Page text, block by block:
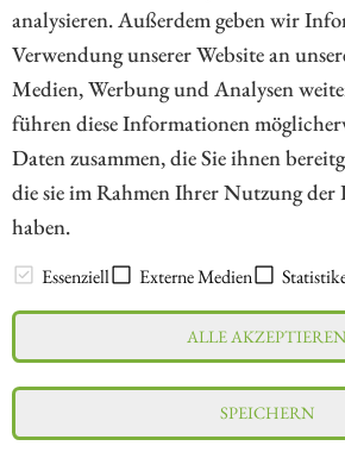
analysieren. Außerdem geben wir
Verwendung unserer Website an
Medien, Werbung und Analysen
führen diese Informationen
Daten zusammen, die Sie ihnen
die sie im Rahmen Ihrer Nutzung der
haben.
Essenziell Externe Medien
ALLE AKZEPTIEREN
SPEICHERN
// kapitalerhoehungen.de - © 2026 - Die
Investoren und Unternehmen rund um
und Unternehmensfinanzierung
LEXIKON
Impressum
Datenschutz
Interessenskonflikt & Risikohinweis
Nutzungsbedingungen